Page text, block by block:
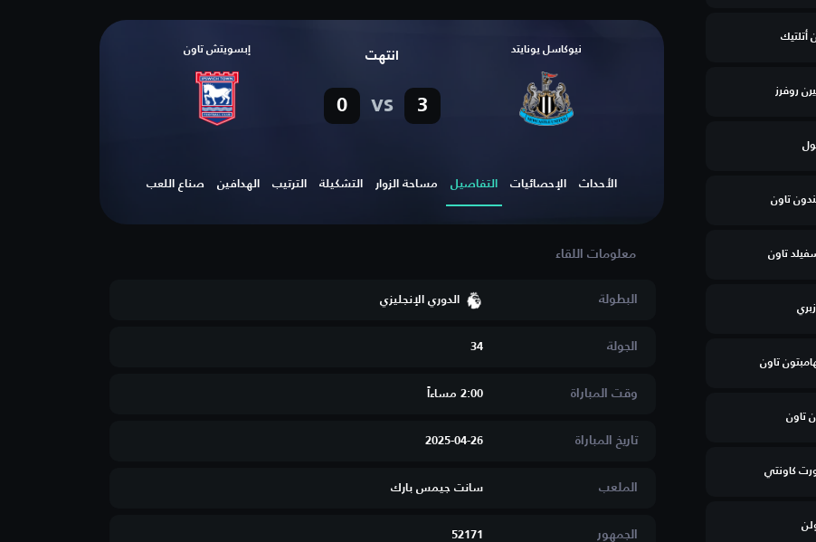
أتلتيك
روفرز
تاون
تاون
تاون
تاون
كاونتي
نيوكاسل يونايتد انتهت
3
vs
0
إبسويتش تاون
الأحداث الإحصائيات التفاصيل مساحة الزوار التشكيلة الترتيب الهدافين صناع اللعب
البطولة الدوري الإنجليزي
الجولة 34
وقت المباراة 2:00 مساءاََ
تاريخ المباراة 2025-04-26
الملعب سانت جيمس بارك
الجمهور 52171